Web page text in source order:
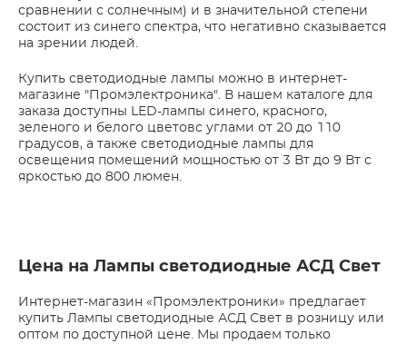
сравнении с солнечным) и в значительной степени
состоит из синего спектра, что негативно сказывается
на зрении людей.
Купить светодиодные лампы можно в интернет-
магазине "Промэлектроника". В нашем каталоге для
заказа доступны LED-лампы синего, красного,
зеленого и белого цветовс углами от 20 до 110
градусов, а также светодиодные лампы для
освещения помещений мощностью от 3 Вт до 9 Вт с
яркостью до 800 люмен.
Цена на Лампы светодиодные АСД Свет
Интернет-магазин «Промэлектроники» предлагает
купить Лампы светодиодные АСД Свет в розницу или
оптом по доступной цене. Мы продаем только